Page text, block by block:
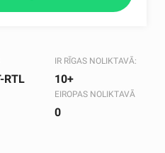
RTL
IR RĪGAS NOLIKTAVĀ:
10+
EIROPAS NOLIKTAVĀ
0